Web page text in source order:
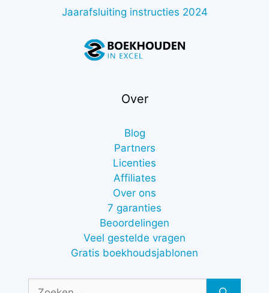
Jaarafsluiting instructies 2024
Over
Blog
Partners
Licenties
Affiliates
Over ons
7 garanties
Beoordelingen
Veel gestelde vragen
Gratis boekhoudsjablonen